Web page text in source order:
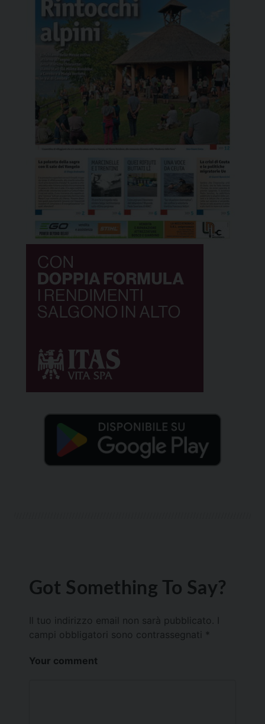
Got Something To Say?
Il tuo indirizzo email non sarà pubblicato.
campi obbligatori sono contrassegnati *
Your comment